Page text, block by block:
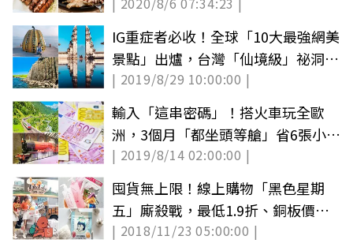
啤酒喝到飽
IG重症者必收！全球「10大最強網美
景點」出爐，台灣「仙境級」祕洞入
榜
| 2019/8/29 10:00:00 |
輸入「這串密碼」！搭火車玩全歐
洲，3個月「都坐頭等艙」省6張小朋
友
| 2019/8/14 02:00:00 |
囤貨無上限！線上購物「黑色星期
五」廝殺戰，最低1.9折、銅板價買
藥妝！
| 2018/11/23 05:00:00 |